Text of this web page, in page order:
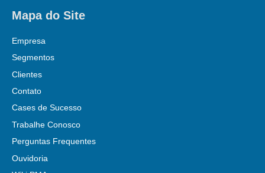
Mapa do Site
Empresa
Segmentos
Clientes
Contato
Cases de Sucesso
Trabalhe Conosco
Perguntas Frequentes
Ouvidoria